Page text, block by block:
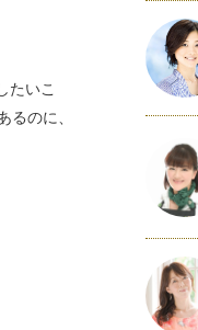
たいこ
のに、